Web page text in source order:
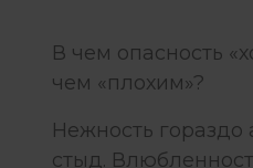
В чем опасность
чем «плохим»?
Нежность гораздо
стыд.